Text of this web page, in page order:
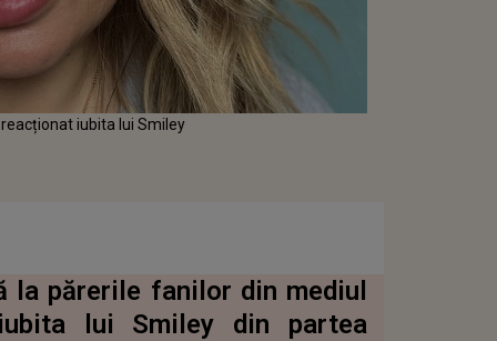
iubita lui Smiley
la părerile fanilor din mediul
lui Smiley din partea